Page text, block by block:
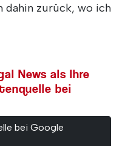
dahin zurück, wo ich
News als Ihre
bei
bei Google